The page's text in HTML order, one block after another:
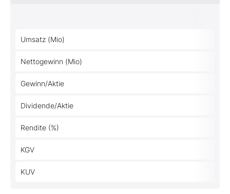
Umsatz (Mio)
Nettogewinn (Mio)
Gewinn/Aktie
Dividende/Aktie
Rendite (%)
KGV
KUV